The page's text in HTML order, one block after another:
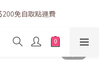
星期六、日及公眾假期並非
免自取點運費
有專屬會員禮遇